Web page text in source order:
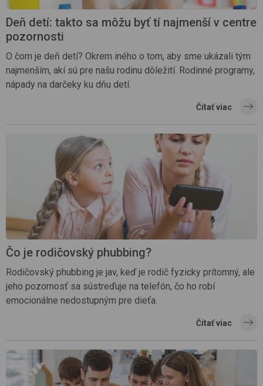
Deň detí: takto sa môžu byť tí najmenší v centre
pozornosti
O čom je deň detí? Okrem iného o tom, aby sme ukázali tým
najmenším, akí sú pre našu rodinu dôležití. Rodinné programy,
nápady na darčeky ku dňu detí.
Čítať viac
Čo je rodičovský phubbing?
Rodičovský phubbing je jav, keď je rodič fyzicky prítomný, ale
jeho pozornosť sa sústreďuje na telefón, čo ho robí
emocionálne nedostupným pre dieťa.
Čítať viac